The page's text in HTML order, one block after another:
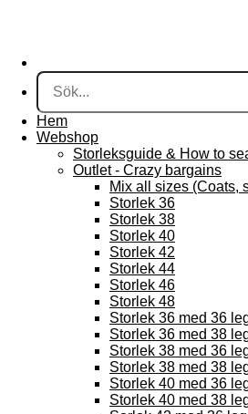
Hem
Webshop
Storleksguide & How to
Outlet - Crazy bargains
Mix all sizes (Coats,
Storlek 36
Storlek 38
Storlek 40
Storlek 42
Storlek 44
Storlek 46
Storlek 48
Storlek 36 med 36
Storlek 36 med 38
Storlek 38 med 36
Storlek 38 med 38
Storlek 40 med 36
Storlek 40 med 38